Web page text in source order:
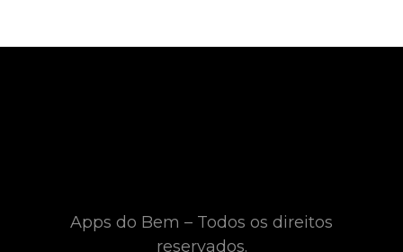
Apps do Bem – Todos os direitos
reservados.